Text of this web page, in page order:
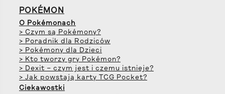
POKÉMON
O Pokémonach
> Czym są Pokémony?
> Poradnik dla Rodziców
> Pokémony dla Dzieci
> Kto tworzy gry Pokémon?
> Dexit – czym jest i czemu istnieje?
> Jak powstają karty TCG Pocket?
Ciekawostki